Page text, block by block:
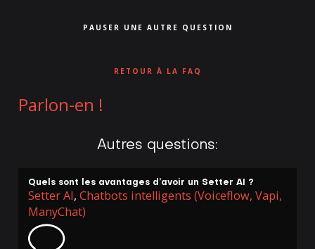
PAUSER UNE AUTRE QUESTION
RETOUR À LA FAQ
Parlon-en !
Autres questions:
Quels sont les avantages d’avoir un Setter AI ?
Setter AI, Chatbots intelligents (Voiceflow, Vapi,
ManyChat)